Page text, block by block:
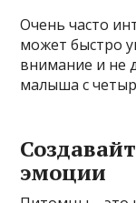
Очень часто
может быстро
внимание и не
малыша с
эмоции